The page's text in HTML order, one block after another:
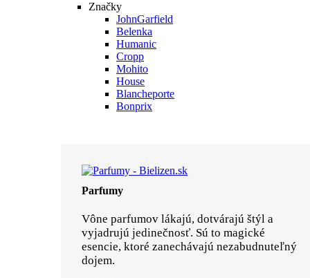
Značky
JohnGarfield
Belenka
Humanic
Cropp
Mohito
House
Blancheporte
Bonprix
Parfumy
Vône parfumov lákajú, dotvárajú štýl a
vyjadrujú jedinečnosť. Sú to magické
esencie, ktoré zanechávajú nezabudnuteľný
dojem.